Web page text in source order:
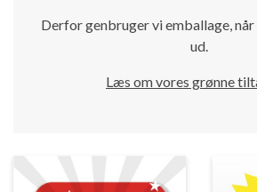
Derfor genbruger vi emballage,
ud.
Læs om vores grønne